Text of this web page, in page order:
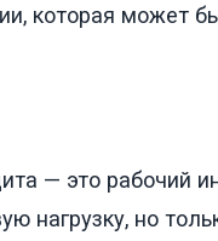
которая может
— это рабочий
нагрузку, но